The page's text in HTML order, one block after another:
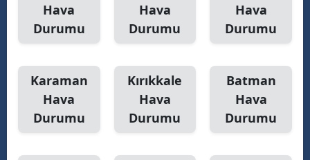
Hava
Durumu
Hava
Durumu
Hava
Durumu
Karaman
Hava
Durumu
Kırıkkale
Hava
Durumu
Batman
Hava
Durumu